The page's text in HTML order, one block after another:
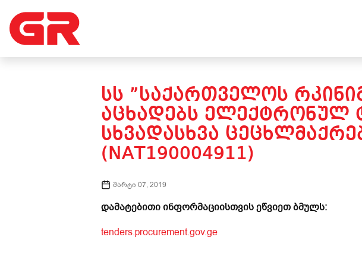
ᲡᲡ ”ᲡᲐᲥᲐᲠᲗᲕᲔᲚᲝᲡ
ᲐᲪᲮᲐᲓᲔᲑᲡ ᲔᲚᲔᲥᲢᲠᲝᲜᲣᲚ
ᲡᲮᲕᲐᲓᲐᲡᲮᲕᲐ
(NAT190004911)
მარტი 07, 2019
დამატებითი ინფორმაციისთვის ეწვიეთ ბმულს:
tenders.procurement.gov.ge